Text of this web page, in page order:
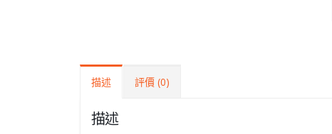
描述 評價 (0)
描述